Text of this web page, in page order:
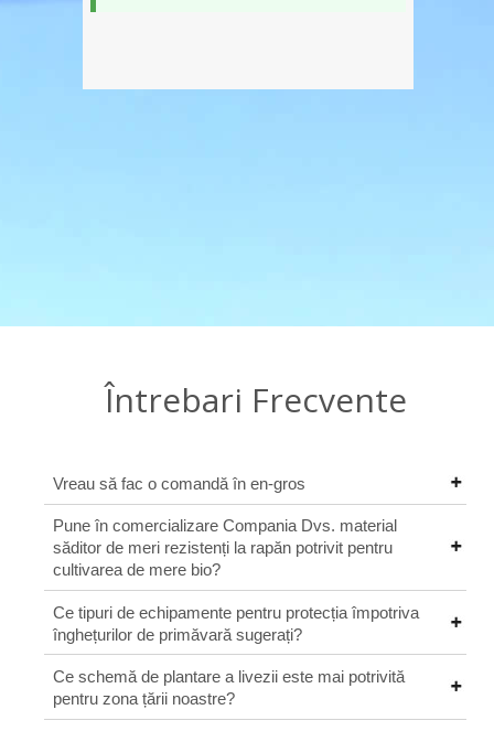
Întrebari Frecvente
Vreau să fac o comandă în en-gros
Pune în comercializare Compania Dvs. material
săditor de meri rezistenți la rapăn potrivit pentru
cultivarea de mere bio?
Ce tipuri de echipamente pentru protecția împotriva
înghețurilor de primăvară sugerați?
Ce schemă de plantare a livezii este mai potrivită
pentru zona țării noastre?